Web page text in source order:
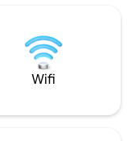
badkamer), een
keuken en een
met snelle wifi.
Wifi